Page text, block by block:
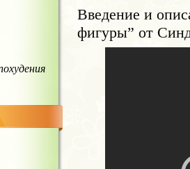
Введение и
фигуры” от